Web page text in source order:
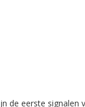
de eerste signalen